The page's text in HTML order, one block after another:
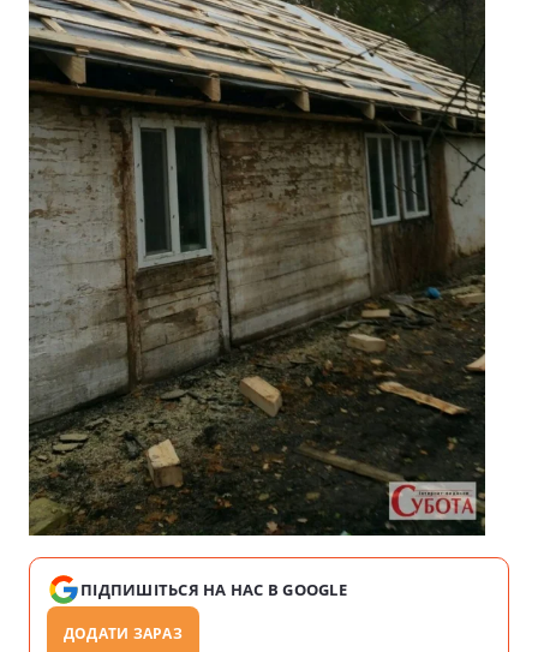
ПІДПИШІТЬСЯ НА НАС В GOOGLE
ДОДАТИ ЗАРАЗ